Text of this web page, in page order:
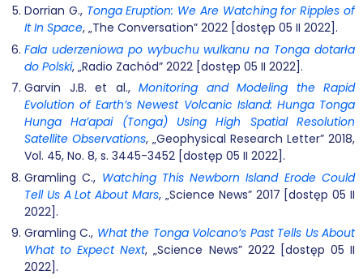
Dorrian G., Tonga Eruption: We Are Watching for Ripples of
It In Space, „The Conversation” 2022 [dostęp 05 II 2022].
Fala uderzeniowa po wybuchu wulkanu na Tonga dotarła
do Polski, „Radio Zachód” 2022 [dostęp 05 II 2022].
Garvin J.B. et al., Monitoring and Modeling the Rapid
Evolution of Earth’s Newest Volcanic Island: Hunga Tonga
Hunga Ha’apai (Tonga) Using High Spatial Resolution
Satellite Observations, „Geophysical Research Letter” 2018,
Vol. 45, No. 8, s. 3445-3452 [dostęp 05 II 2022].
Gramling C., Watching This Newborn Island Erode Could
Tell Us A Lot About Mars, „Science News” 2017 [dostęp 05 II
2022].
Gramling C., What the Tonga Volcano’s Past Tells Us About
What to Expect Next, „Science News” 2022 [dostęp 05 II
2022].